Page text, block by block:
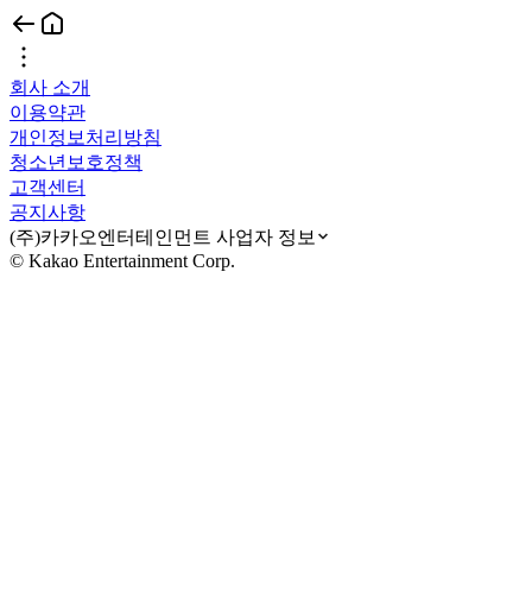
회사 소개
이용약관
개인정보처리방침
청소년보호정책
고객센터
공지사항
(주)카카오엔터테인먼트 사업자 정보
© Kakao Entertainment Corp.